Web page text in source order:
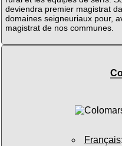
deviendra premier magistrat
domaines seigneuriaux pour,
magistrat de nos communes.
Français: